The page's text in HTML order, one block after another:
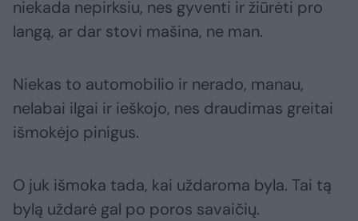
niekada nepirksiu, nes gyventi ir žiūrėti pro
langą, ar dar stovi mašina, ne man.
Niekas to automobilio ir nerado, manau,
nelabai ilgai ir ieškojo, nes draudimas greitai
išmokėjo pinigus.
O juk išmoka tada, kai uždaroma byla. Tai tą
bylą uždarė gal po poros savaičių.